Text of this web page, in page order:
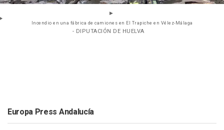
Incendio en una fábrica de camiones en El Trapiche en Vélez-Málaga
- DIPUTACIÓN DE HUELVA
Europa Press Andalucía